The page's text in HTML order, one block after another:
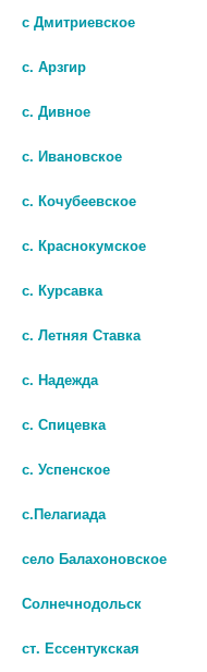
ОДНОРАЗ. Н/СТЕР. Н/ОПУД. (S)
134 руб.
с Дмитриевское
с. Арзгир
с. Дивное
с. Ивановское
с. Кочубеевское
с. Краснокумское
с. Курсавка
с. Летняя Ставка
с. Надежда
с. Спицевка
с. Успенское
с.Пелагиада
село Балахоновское
Солнечнодольск
ст. Ессентукская